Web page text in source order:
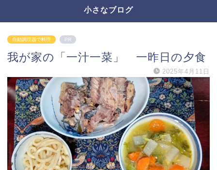
小さなブログ
自動調理器で料理 PR
我が家の「一汁一菜」 一昨日の夕食
2025年4月11日